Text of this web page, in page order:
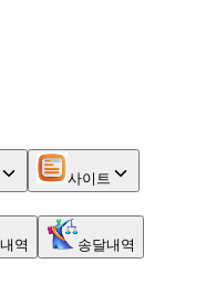
사이트
역 송달내역